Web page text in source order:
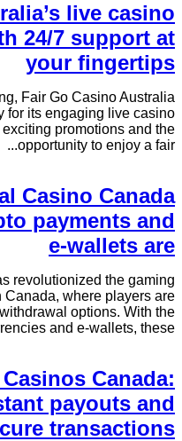
live casino
24/7 support at
your fingertips
Fair Go Casino Australia
for its engaging live casino
promotions and the
opportunity to enjoy a fair...
Casino Canada
payments and
e-wallets are
revolutionized the gaming
where players are
options. With the
and e-wallets, these...
Canada:
payouts and
transactions